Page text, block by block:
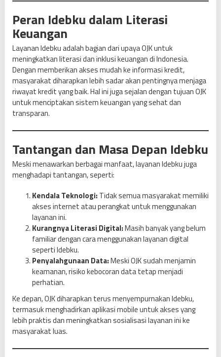
Peran Idebku dalam Literasi
Keuangan
Layanan Idebku adalah bagian dari upaya OJK untuk
meningkatkan literasi dan inklusi keuangan di Indonesia.
Dengan memberikan akses mudah ke informasi kredit,
masyarakat diharapkan lebih sadar akan pentingnya menjaga
riwayat kredit yang baik. Hal ini juga sejalan dengan tujuan OJK
untuk menciptakan sistem keuangan yang sehat dan
transparan.
Tantangan dan Masa Depan Idebku
Meski menawarkan berbagai manfaat, layanan Idebku juga
menghadapi tantangan, seperti:
Kendala Teknologi: Tidak semua masyarakat memiliki
akses internet atau perangkat untuk menggunakan
layanan ini.
Kurangnya Literasi Digital:Masih banyak yang belum
familiar dengan cara menggunakan layanan digital
seperti Idebku.
Penyalahgunaan Data:Meski OJK sudah menjamin
keamanan, risiko kebocoran data tetap menjadi
perhatian.
Ke depan, OJK diharapkan terus menyempurnakan Idebku,
termasuk menghadirkan aplikasi mobile untuk akses yang
lebih praktis dan meningkatkan sosialisasi layanan ini ke
masyarakat luas.